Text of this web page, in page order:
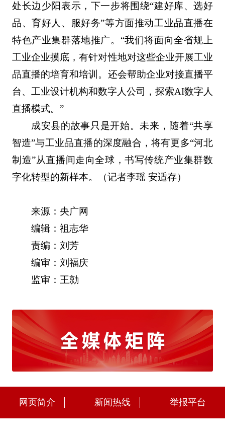
处长边少阳表示，下一步将围绕“建好库、选好
品、育好人、服好务”等方面推动工业品直播在
特色产业集群落地推广。“我们将面向全省规上
工业企业摸底，有针对性地对这些企业开展工业
品直播的培育和培训。还会帮助企业对接直播平
台、工业设计机构和数字人公司，探索AI数字人
直播模式。”
成安县的故事只是开始。未来，随着“共享
智造”与工业品直播的深度融合，将有更多“河北
制造”从直播间走向全球，书写传统产业集群数
字化转型的新样本。（记者李瑶 安适存）
来源：央广网
编辑：祖志华
责编：刘芳
编审：刘福庆
监审：王勍
网页简介 新闻热线 举报平台